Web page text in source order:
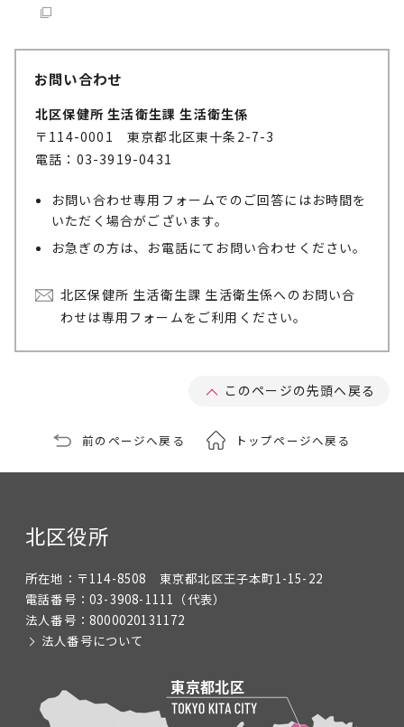
お問い合わせ
北区保健所 生活衛生課 生活衛生係
〒114-0001 東京都北区東十条2-7-3
電話：03-3919-0431
お問い合わせ専用フォームでのご回答にはお時間を
いただく場合がございます。
お急ぎの方は、お電話にてお問い合わせください。
北区保健所 生活衛生課 生活衛生係へのお問い合
わせは専用フォームをご利用ください。
このページの先頭へ戻る
前のページへ戻る トップページへ戻る
北区役所
所在地： 〒114-8508 東京都北区王子本町1-15-22
電話番号： 03-3908-1111 （代表）
法人番号： 8000020131172
法人番号について